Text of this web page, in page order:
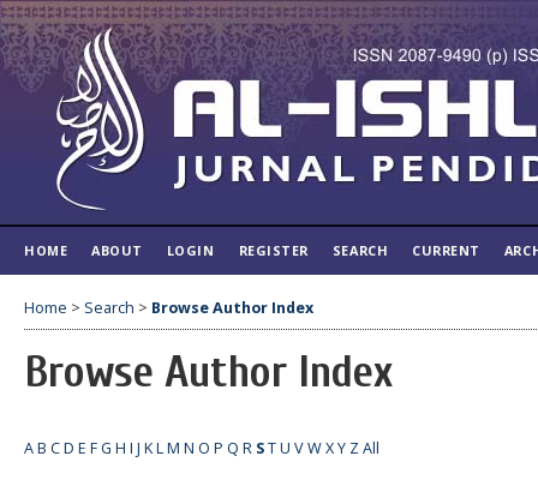
HOME ABOUT LOGIN REGISTER SEARCH CURRENT
Home > Search > Browse Author Index
Browse Author Index
AB CD E FG H I J KLM N O P Q R STU VWXY ZAll